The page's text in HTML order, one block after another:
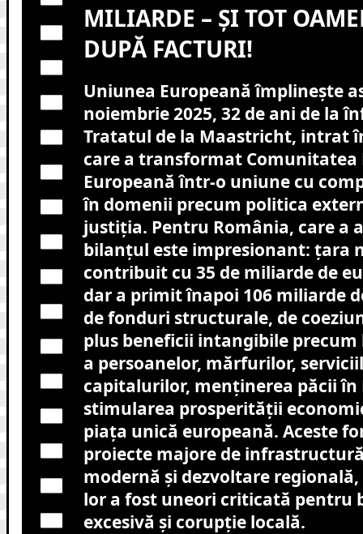
MILIARDE – ȘI TOT
DUPĂ FACTURI!
Uniunea Europeană împlinește
noiembrie 2025, 32 de ani de la
Tratatul de la Maastricht, intrat
care a transformat Comunitatea
Europeană într-o uniune cu
în domenii precum politica
justiția. Pentru România, care a
bilanțul este impresionant: țara
contribuit cu 35 de miliarde de
dar a primit înapoi 106 miliarde
de fonduri structurale, de
plus beneficii intangibile
a persoanelor, mărfurilor,
capitalurilor, menținerea păcii în
stimularea prosperității
piața unică europeană. Aceste
proiecte majore de
modernă și dezvoltare
lor a fost uneori criticată pentru
excesivă și corupție locală.